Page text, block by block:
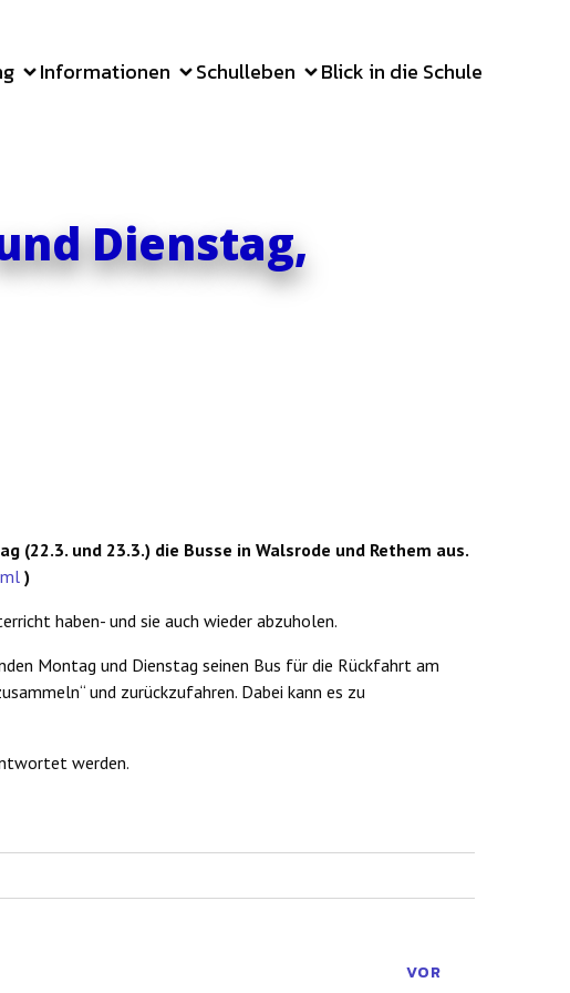
Informationen Schulleben Blick in die Schule
Dienstag,
und 23.3.) die Busse in Walsrode und Rethem aus.
)
haben- und sie auch wieder abzuholen.
Montag und Dienstag seinen Bus für die Rückfahrt am
und zurückzufahren. Dabei kann es zu
werden.
VOR